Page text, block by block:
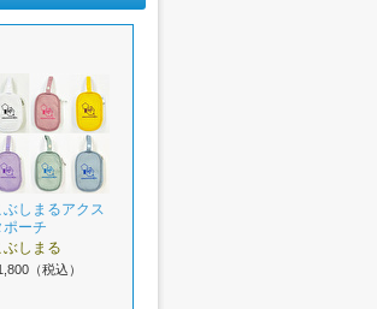
ぶしまるアクス
ポーチ
ぶしまる
（税込）